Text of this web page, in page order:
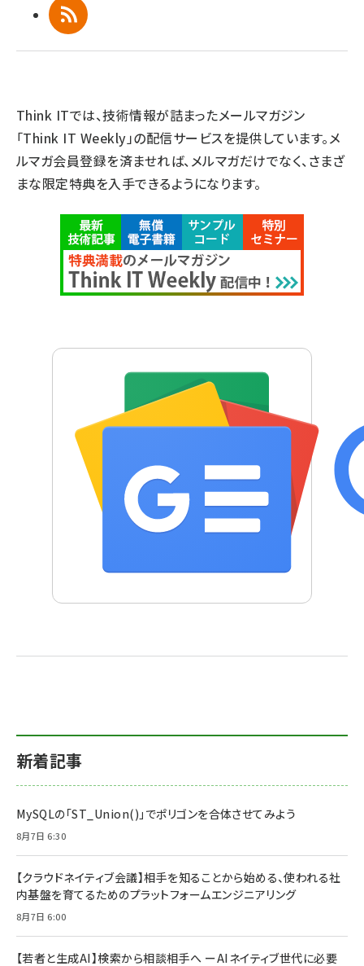
RSS
Think ITでは、技術情報が詰まったメールマガジン
「Think IT Weekly」の配信サービスを提供しています。メ
ルマガ会員登録を済ませれば、メルマガだけでなく、さまざ
まな限定特典を入手できるようになります。
新着記事
MySQLの「ST_Union()」でポリゴンを合体させてみよう
8月7日 6:30
【クラウドネイティブ会議】相手を知ることから始める、使われる社
内基盤を育てるためのプラットフォームエンジニアリング
8月7日 6:00
【若者と生成AI】検索から相談相手へ ーAIネイティブ世代に必要